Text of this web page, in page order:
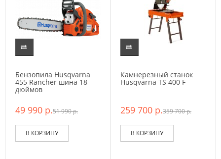
Бензопила Husqvarna
455 Rancher шина 18
дюймов
49 990 р.51 990 р.
В КОРЗИНУ
Камнерезный станок
Husqvarna TS 400 F
259 700 р.359 700 р.
В КОРЗИНУ